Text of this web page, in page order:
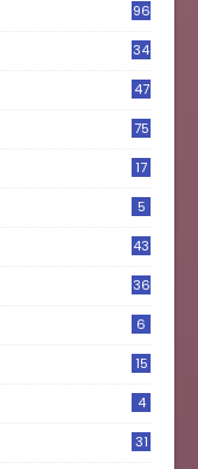
96
34
47
75
17
5
43
36
6
15
4
31